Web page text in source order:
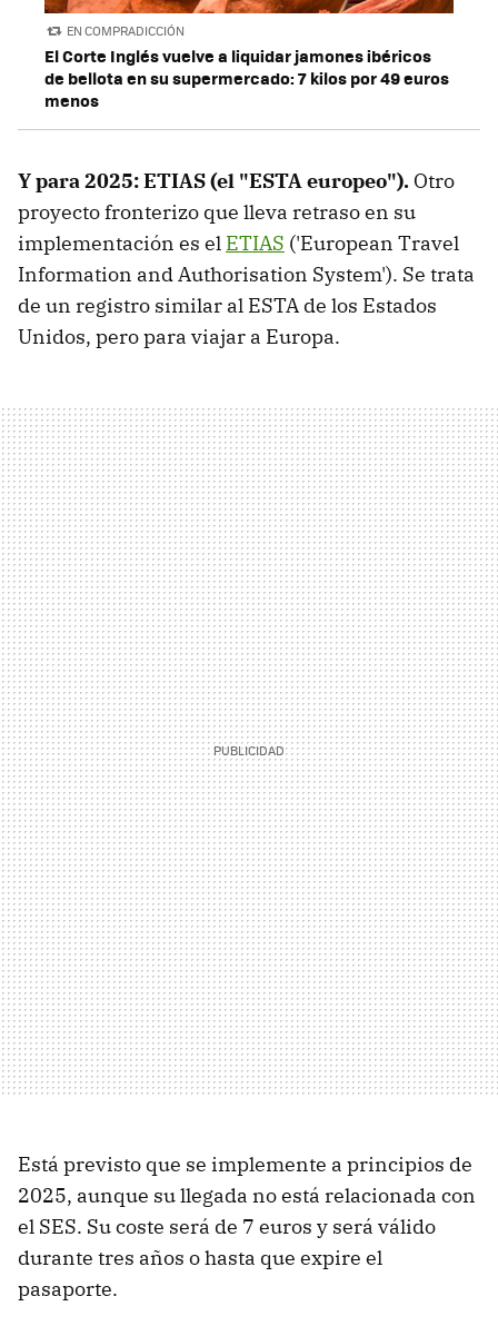
EN COMPRADICCIÓN
El Corte Inglés vuelve a liquidar jamones ibéricos
de bellota en su supermercado: 7 kilos por 49 euros
menos
Y para 2025: ETIAS (el "ESTA europeo"). Otro
proyecto fronterizo que lleva retraso en su
implementación es el ETIAS ('European Travel
Information and Authorisation System'). Se trata
de un registro similar al ESTA de los Estados
Unidos, pero para viajar a Europa.
Está previsto que se implemente a principios de
2025, aunque su llegada no está relacionada con
el SES. Su coste será de 7 euros y será válido
durante tres años o hasta que expire el
pasaporte.